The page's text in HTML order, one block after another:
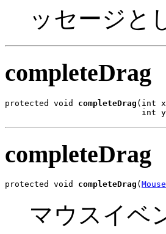
ッセージと
completeDrag
protected void completeDrag (int
int
completeDrag
protected void completeDrag (
マウスイベ